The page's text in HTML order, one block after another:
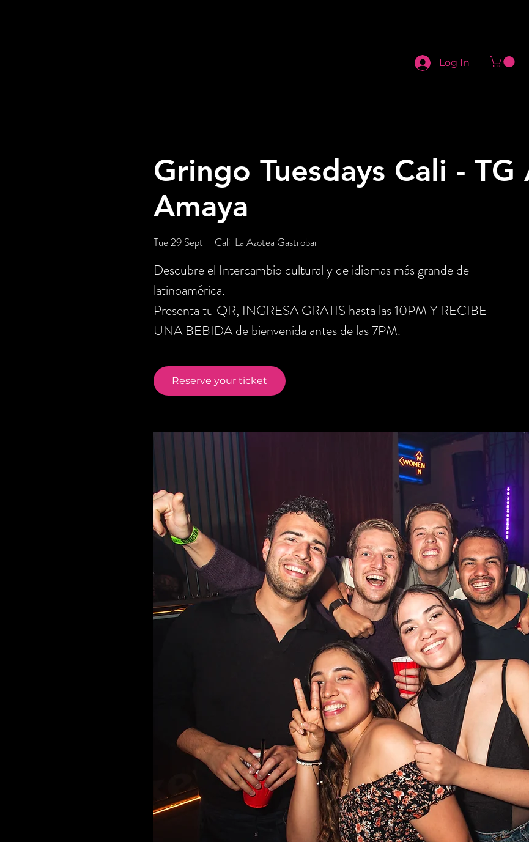
Log In
Gringo Tuesdays Cali - TG
Amaya
Tue 29 Sept
  |
Cali-La Azotea Gastrobar
Descubre el Intercambio cultural y de idiomas más grande de
latinoamérica.
Presenta tu QR, INGRESA GRATIS hasta las 10PM Y RECIBE
UNA BEBIDA de bienvenida antes de las 7PM.
Reserve your ticket